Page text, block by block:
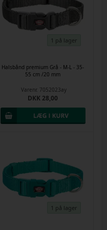
1 på lager
Halsbånd premium Grå - M-L - 35-
55 cm /20 mm
Varenr. 7052023ay
DKK 28,00
1 på lager